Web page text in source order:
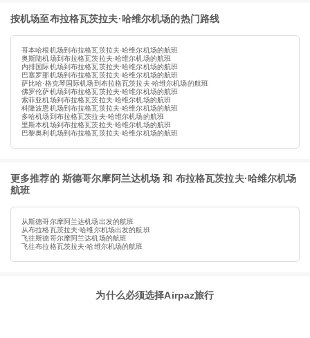
按机场至布拉格瓦茨拉夫·哈维尔机场的热门路线
哥本哈根机场到布拉格瓦茨拉夫·哈维尔机场的航班
奥斯陆机场到布拉格瓦茨拉夫·哈维尔机场的航班
内排国际机场到布拉格瓦茨拉夫·哈维尔机场的航班
巴塞罗那机场到布拉格瓦茨拉夫·哈维尔机场的航班
萨比哈·格克琴国际机场到布拉格瓦茨拉夫·哈维尔机场的航班
佛罗伦萨机场到布拉格瓦茨拉夫·哈维尔机场的航班
索菲亚机场到布拉格瓦茨拉夫·哈维尔机场的航班
科隆波恩机场到布拉格瓦茨拉夫·哈维尔机场的航班
多哈机场到布拉格瓦茨拉夫·哈维尔机场的航班
里斯本机场到布拉格瓦茨拉夫·哈维尔机场的航班
巴黎奥利机场到布拉格瓦茨拉夫·哈维尔机场的航班
更多推荐的 斯德哥尔摩阿兰达机场 和 布拉格瓦茨拉夫·哈维尔机场
航班
从斯德哥尔摩阿兰达机场出发的航班
从布拉格瓦茨拉夫·哈维尔机场出发的航班
飞往斯德哥尔摩阿兰达机场的航班
飞往布拉格瓦茨拉夫·哈维尔机场的航班
为什么必须选择Airpaz旅行